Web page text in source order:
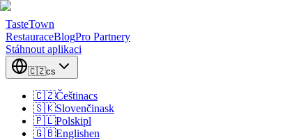
TasteTown
RestauraceBlogPro Partnery
Stáhnout aplikaci
🇨🇿cs
🇨🇿Češtinacs
🇸🇰Slovenčinask
🇵🇱Polskipl
🇬🇧Englishen